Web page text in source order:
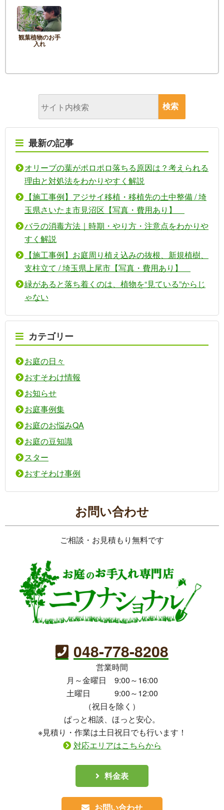
観葉植物のお手
入れ
最新の記事
オリーブの葉がポロポロ落ちる原因は？考えられる
理由と対処法をわかりやすく解説
【施工事例】アジサイ移植・移植先の土中整備 / 埼
玉県さいたま市見沼区【写真・費用あり】
バラの消毒方法｜時期・やり方・注意点をわかりや
すく解説
【施工事例】お庭周り植え込みの抜根、新規植樹、
支柱立て / 埼玉県上尾市【写真・費用あり】
緑があると落ち着くのは、植物を“見ている”からじ
ゃない
カテゴリー
お庭の日々
おすそわけ情報
お知らせ
お庭事例集
お庭のお悩みQA
お庭の豆知識
スター
おすそわけ事例
お問い合わせ
ご相談・お見積もり無料です
048-778-8208
営業時間
月～金曜日 9:00～16:00
土曜日 9:00～12:00
（祝日を除く）
ぱっと相談、ほっと安心。
※見積り・作業は土日祝日でも行います！
対応エリアはこちらから
料金表
お問い合わせ